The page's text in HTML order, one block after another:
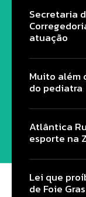
Secretaria
atuação
Muito além
do pediatra
Atlântica
esporte na
Lei que
de Foie